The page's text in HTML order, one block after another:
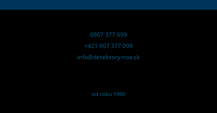
0907 377 099
+421 907 377 099
info@detektory-nox.sk
od roku 1990